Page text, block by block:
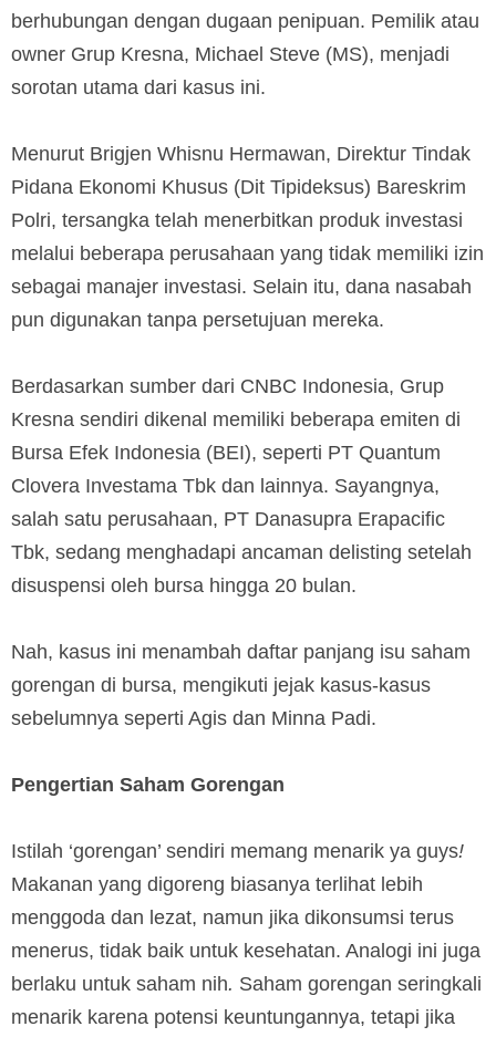
berhubungan dengan dugaan penipuan. Pemilik atau
owner Grup Kresna, Michael Steve (MS), menjadi
sorotan utama dari kasus ini.
Menurut Brigjen Whisnu Hermawan, Direktur Tindak
Pidana Ekonomi Khusus (Dit Tipideksus) Bareskrim
Polri, tersangka telah menerbitkan produk investasi
melalui beberapa perusahaan yang tidak memiliki izin
sebagai manajer investasi. Selain itu, dana nasabah
pun digunakan tanpa persetujuan mereka.
Berdasarkan sumber dari CNBC Indonesia, Grup
Kresna sendiri dikenal memiliki beberapa emiten di
Bursa Efek Indonesia (BEI), seperti PT Quantum
Clovera Investama Tbk dan lainnya. Sayangnya,
salah satu perusahaan, PT Danasupra Erapacific
Tbk, sedang menghadapi ancaman delisting setelah
disuspensi oleh bursa hingga 20 bulan.
Nah, kasus ini menambah daftar panjang isu saham
gorengan di bursa, mengikuti jejak kasus-kasus
sebelumnya seperti Agis dan Minna Padi.
Pengertian Saham Gorengan
Istilah ‘gorengan’ sendiri memang menarik ya guys!
Makanan yang digoreng biasanya terlihat lebih
menggoda dan lezat, namun jika dikonsumsi terus
menerus, tidak baik untuk kesehatan. Analogi ini juga
berlaku untuk saham nih. Saham gorengan seringkali
menarik karena potensi keuntungannya, tetapi jika